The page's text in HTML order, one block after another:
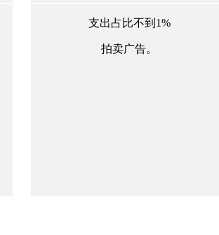
支出占比不到1%
拍卖广告。